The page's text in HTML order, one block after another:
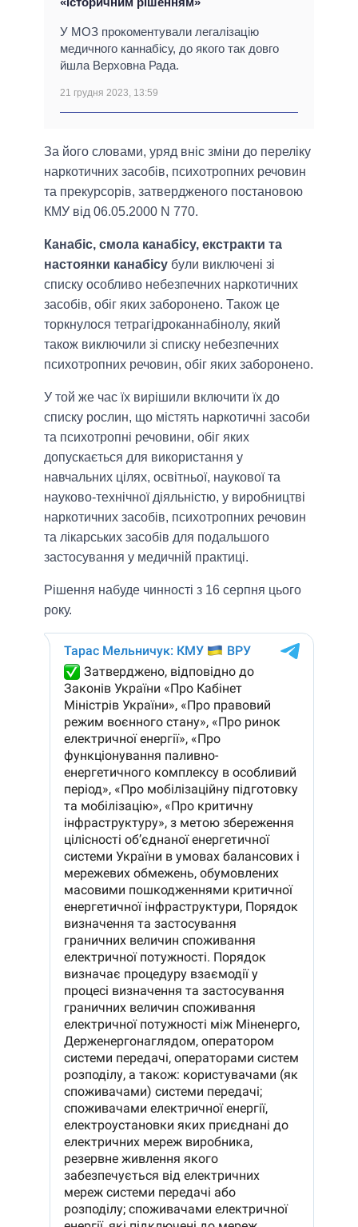
У МОЗ прокоментували легалізацію
медичного каннабісу, до якого так довго
йшла Верховна Рада.
21 грудня 2023, 13:59
За його словами, уряд вніс зміни до переліку
наркотичних засобів, психотропних речовин
та прекурсорів, затвердженого постановою
КМУ від 06.05.2000 N 770.
Канабіс, смола канабісу, екстракти та
настоянки канабісу були виключені зі
списку особливо небезпечних наркотичних
засобів, обіг яких заборонено. Також це
торкнулося тетрагідроканнабінолу, який
також виключили зі списку небезпечних
психотропних речовин, обіг яких заборонено.
У той же час їх вирішили включити їх до
списку рослин, що містять наркотичні засоби
та психотропні речовини, обіг яких
допускається для використання у
навчальних цілях, освітньої, наукової та
науково-технічної діяльністю, у виробництві
наркотичних засобів, психотропних речовин
та лікарських засобів для подальшого
застосування у медичній практиці.
Рішення набуде чинності з 16 серпня цього
року.